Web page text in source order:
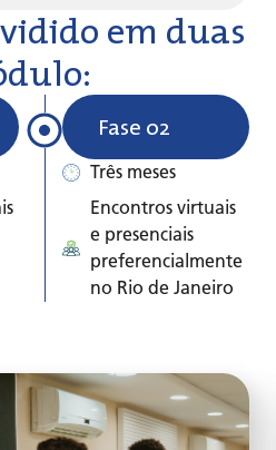
em duas
Fase 02
Três meses
Encontros virtuais
e presenciais
preferencialmente
no Rio de Janeiro